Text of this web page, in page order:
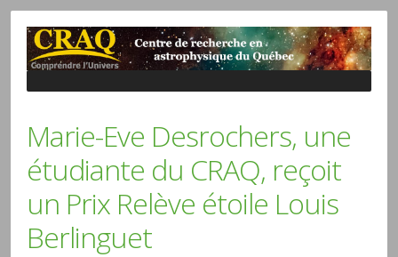
Marie-Eve Desrochers, une
étudiante du CRAQ, reçoit
un Prix Relève étoile Louis
Berlinguet